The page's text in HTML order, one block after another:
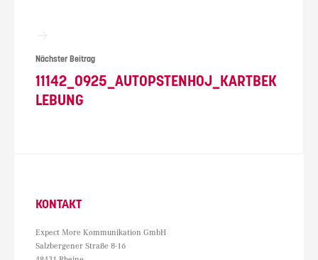
Nächster Beitrag
11142_0925_AUTOPSTENHOJ_KARTBEK
LEBUNG
KONTAKT
Expect More Kommunikation GmbH
Salzbergener Straße 8-16